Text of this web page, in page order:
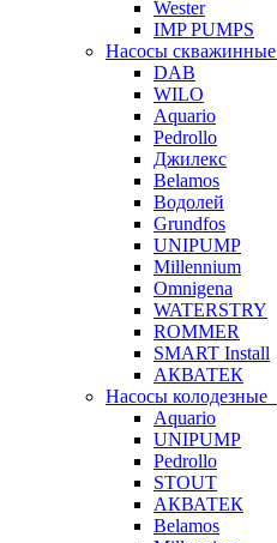
Wester
IMP PUMPS
Насосы скважинные
DAB
WILO
Aquario
Pedrollo
Джилекс
Belamos
Водолей
Grundfos
UNIPUMP
Millennium
Omnigena
WATERSTRY
ROMMER
SMART Install
АКВАТЕК
Насосы колодезные
Aquario
UNIPUMP
Pedrollo
STOUT
АКВАТЕК
Belamos